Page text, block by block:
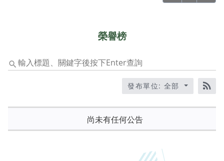
榮譽榜
輸
入
關
字
發布單位: 全部
RSS
尚未有任何公告